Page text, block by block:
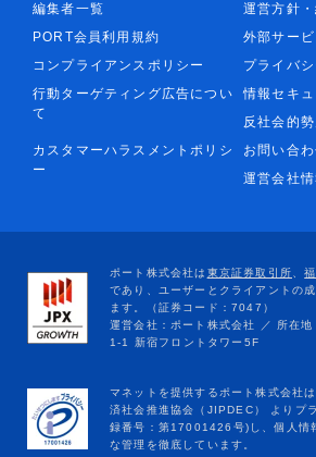
編集者一覧
運営方針
PORT会員利用規約
外部サー
コンプライアンスポリシー
プライバ
行動ターゲティング広告につい
て
情報セキ
反社会的
カスタマーハラスメントポリシ
ー
お問い合
運営会社情